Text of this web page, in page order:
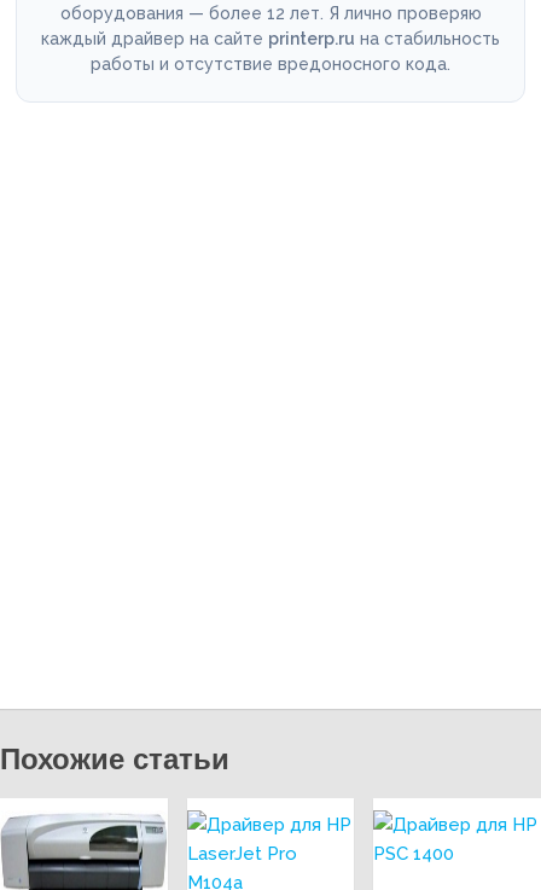
оборудования — более 12 лет. Я лично проверяю
каждый драйвер на сайте printerp.ru на стабильность
работы и отсутствие вредоносного кода.
Похожие статьи